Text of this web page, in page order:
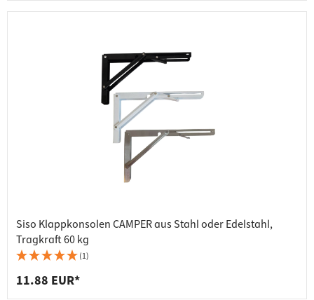
Siso Klappkonsolen CAMPER aus Stahl oder Edelstahl,
Tragkraft 60 kg
(1)
11.88 EUR*